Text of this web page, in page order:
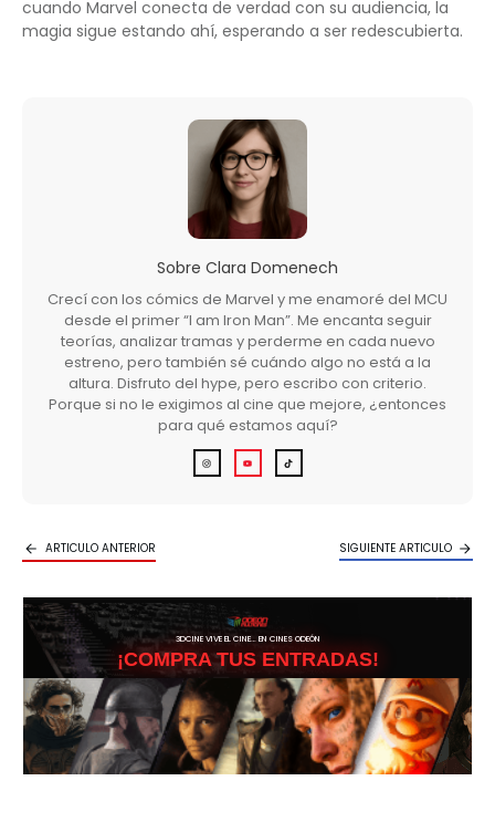
cuando Marvel conecta de verdad con su audiencia, la
magia sigue estando ahí, esperando a ser redescubierta.
Sobre Clara Domenech
Crecí con los cómics de Marvel y me enamoré del MCU
desde el primer “I am Iron Man”. Me encanta seguir
teorías, analizar tramas y perderme en cada nuevo
estreno, pero también sé cuándo algo no está a la
altura. Disfruto del hype, pero escribo con criterio.
Porque si no le exigimos al cine que mejore, ¿entonces
para qué estamos aquí?
ARTICULO ANTERIOR SIGUIENTE ARTICULO
3DCINE VIVE EL CINE… EN CINES ODEÓN
¡COMPRA TUS ENTRADAS!